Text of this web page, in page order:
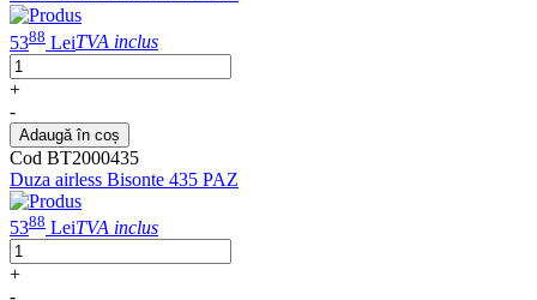
5388 LeiTVA inclus
+
-
Adaugă în coș
Cod BT2000435
Duza airless Bisonte 435 PAZ
5388 LeiTVA inclus
+
-